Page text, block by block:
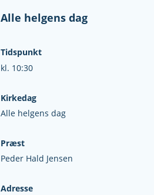
Alle helgens dag
Tidspunkt
kl. 10:30
Kirkedag
Alle helgens dag
Præst
Peder Hald Jensen
Adresse